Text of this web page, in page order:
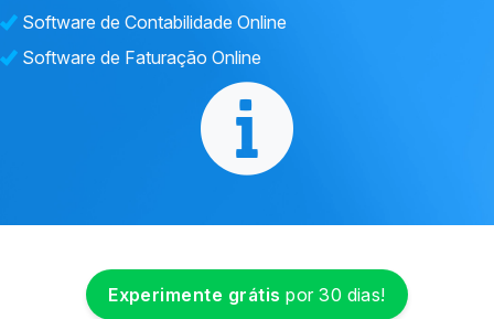
Software de Contabilidade Online
Software de Faturação Online
Experimente grátis por 30 dias!